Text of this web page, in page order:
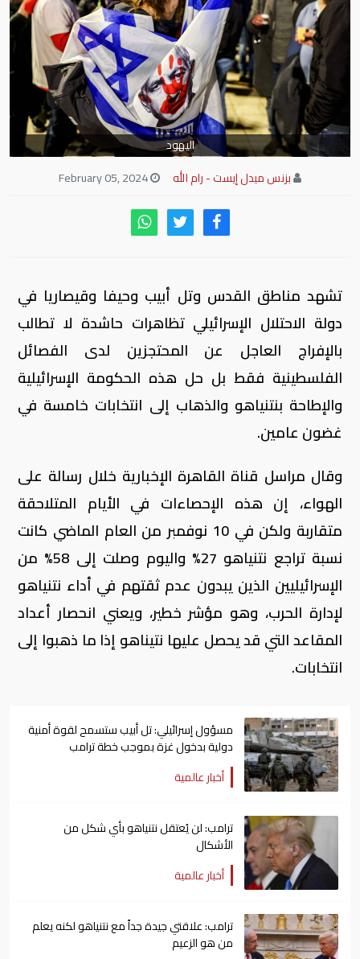
اليهود
بزنس ميدل إيست - رام الله
تشهد مناطق القدس وتل أبيب وحيفا وقيصاريا في
دولة الاحتلال الإسرائيلي تظاهرات حاشدة لا تطالب
بالإفراج العاجل عن المحتجزين لدى الفصائل
الفلسطينية فقط بل حل هذه الحكومة الإسرائيلية
والإطاحة بنتنياهو والذهاب إلى انتخابات خامسة في
غضون عامين.
وقال مراسل قناة القاهرة الإخبارية خلال رسالة على
الهواء، إن هذه الإحصاءات في الأيام المتلاحقة
متقاربة ولكن في 10 نوفمبر من العام الماضي كانت
نسبة تراجع نتنياهو 27% واليوم وصلت إلى 58% من
الإسرائيليين الذين يبدون عدم ثقتهم في أداء نتنياهو
لإدارة الحرب، وهو مؤشر خطير، ويعني انحصار أعداد
المقاعد التي قد يحصل عليها نتيناهو إذا ما ذهبوا إلى
انتخابات.
مسؤول إسرائيلي: تل أبيب ستسمح لقوة أمنية
دولية بدخول ​غزة بموجب خطة ترامب
أخبار عالمية
ترامب: لن يُعتقل نتنياهو بأي شكل من
الأشكال
أخبار عالمية
ترامب: علاقتي جيدة جداً مع نتنياهو لكنه يعلم
من هو الزعيم